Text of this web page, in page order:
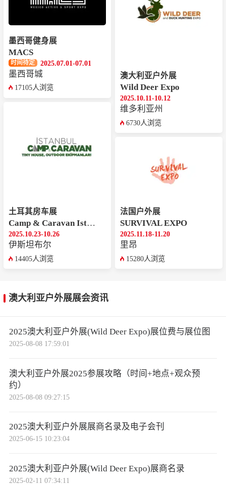
墨西哥健身展
MACS
时间待定 2025.07.01-07.01
墨西哥城
17105人浏览
土耳其房车展
Camp & Caravan Istanbul
2025.10.23-10.26
‌伊斯坦布尔
14405人浏览
澳大利亚户外展
Wild Deer Expo
2025.10.11-10.12
维多利亚州
6730人浏览
法国户外展
SURVIVAL EXPO
2025.11.18-11.20
里昂
15280人浏览
澳大利亚户外展展会资讯
2025澳大利亚户外展(Wild Deer Expo)展位费与展位图
2025-08-08 17:59:01
澳大利亚户外展2025参展攻略（时间+地点+观众预
约）
2025-08-08 09:27:15
2025澳大利亚户外展展商名录及电子会刊
2025-06-15 10:23:04
2025澳大利亚户外展(Wild Deer Expo)展商名录
2025-02-11 07:34:11